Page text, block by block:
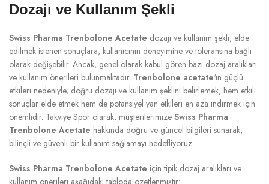
Dozajı ve Kullanım Şekli
Swiss Pharma Trenbolone Acetate dozajı ve kullanım şekli, elde
edilmek istenen sonuçlara, kullanıcının deneyimine ve toleransına bağlı
olarak değişebilir. Ancak, genel olarak kabul gören bazı dozaj aralıkları
ve kullanım önerileri bulunmaktadır. Trenbolone acetate‘ın güçlü
etkileri nedeniyle, doğru dozajı ve kullanım şeklini belirlemek, hem etkili
sonuçlar elde etmek hem de potansiyel yan etkileri en aza indirmek için
önemlidir. Takviye Spor olarak, müşterilerimize Swiss Pharma
Trenbolone Acetate hakkında doğru ve güncel bilgileri sunarak,
bilinçli ve güvenli bir kullanım sağlamayı hedefliyoruz.
Swiss Pharma Trenbolone Acetate için tipik dozaj aralıkları ve
kullanım önerileri aşağıdaki tabloda özetlenmiştir: